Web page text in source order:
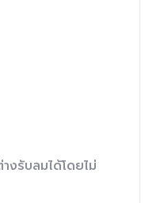
งรับลมได้โดยไม่